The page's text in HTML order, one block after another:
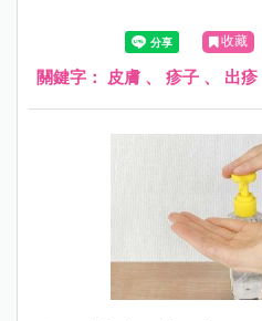
收藏
關鍵字： 皮膚 、 疹子 、 出疹